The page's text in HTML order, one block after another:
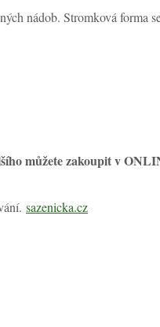
nádob. Stromková
můžete zakoupit v
sazenicka.cz